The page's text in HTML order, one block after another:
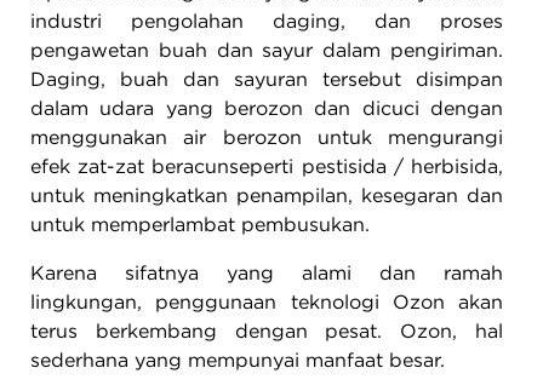
industri pengolahan daging, dan proses
pengawetan buah dan sayur dalam pengiriman.
Daging, buah dan sayuran tersebut disimpan
dalam udara yang berozon dan dicuci dengan
menggunakan air berozon untuk mengurangi
efek zat-zat beracunseperti pestisida / herbisida,
untuk meningkatkan penampilan, kesegaran dan
untuk memperlambat pembusukan.
Karena sifatnya yang alami dan ramah
lingkungan, penggunaan teknologi Ozon akan
terus berkembang dengan pesat. Ozon, hal
sederhana yang mempunyai manfaat besar.